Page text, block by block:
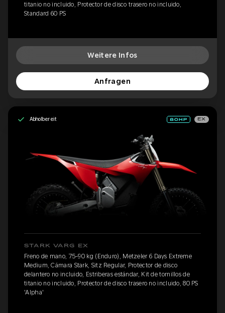
titanio no incluido, Protector de disco trasero no incluido,
Standard 60 PS
Weitere Infos
Anfragen
Abholbereit EX
STARK VARG EX
Freno de mano, 75-90 kg (Enduro), Metzeler 6 Days Extreme
Medium, Cámara Stark, Sitz Regular, Protector de disco
delantero no incluido, Estriberas estándar, Kit de tornillos de
titanio no incluido, Protector de disco trasero no incluido, 80 PS
'Alpha'